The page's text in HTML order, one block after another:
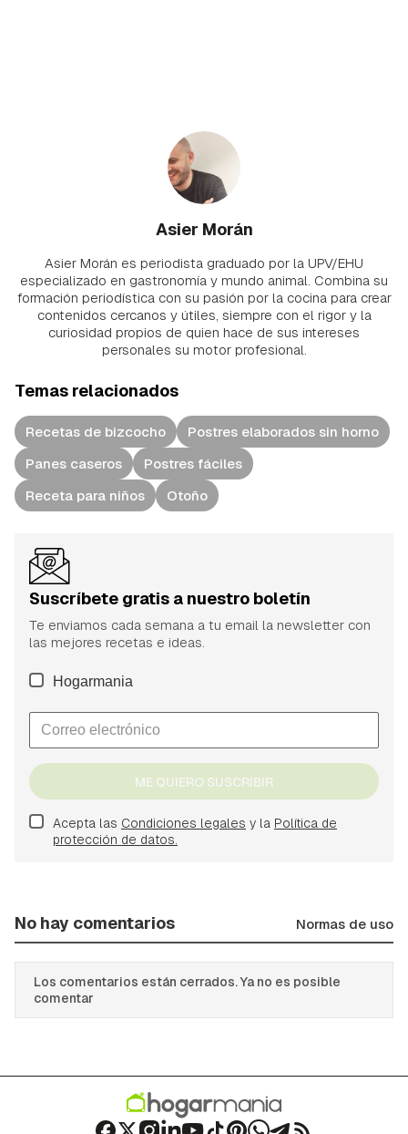
Asier Morán
Asier Morán es periodista graduado por la UPV/EHU
especializado en gastronomía y mundo animal. Combina su
formación periodística con su pasión por la cocina para crear
contenidos cercanos y útiles, siempre con el rigor y la
curiosidad propios de quien hace de sus intereses
personales su motor profesional.
Temas relacionados
Recetas de bizcocho
Postres elaborados sin horno
Panes caseros
Postres fáciles
Receta para niños
Otoño
Suscríbete gratis a nuestro boletín
Te enviamos cada semana a tu email la newsletter con
las mejores recetas e ideas.
Hogarmania
ME QUIERO SUSCRIBIR
Acepta las Condiciones legales y la Política de
protección de datos.
No hay comentarios Normas de uso
Los comentarios están cerrados. Ya no es posible
comentar